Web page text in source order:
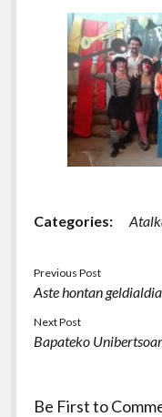
Categories:
Previous Post
Aste hontan geldialdia
Next Post
Bapateko
Be First to